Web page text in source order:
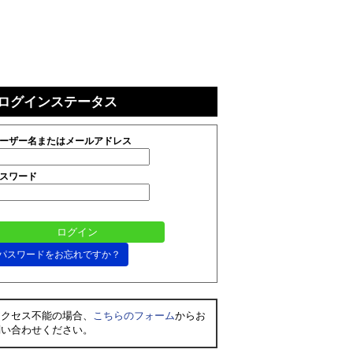
ログインステータス
ザー名またはメールアドレス
ワード
スワードをお忘れですか？
セス不能の場合、 こちらのフォームからお
合わせください。